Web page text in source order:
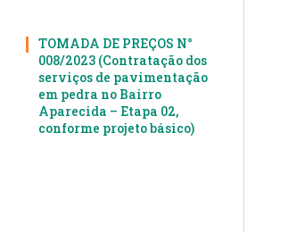
TOMADA DE PREÇOS N°
008/2023 (Contratação dos
serviços de pavimentação
em pedra no Bairro
Aparecida – Etapa 02,
conforme projeto básico)